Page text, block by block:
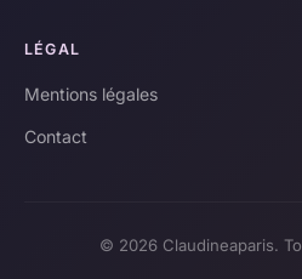
LÉGAL
Mentions légales
Contact
© 2026 Claudineaparis.